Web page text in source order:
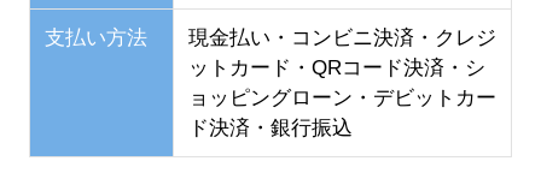
支払い方法
現金払い・コンビニ決済・クレジ
ットカード・QRコード決済・シ
ョッピングローン・デビットカー
ド決済・銀行振込